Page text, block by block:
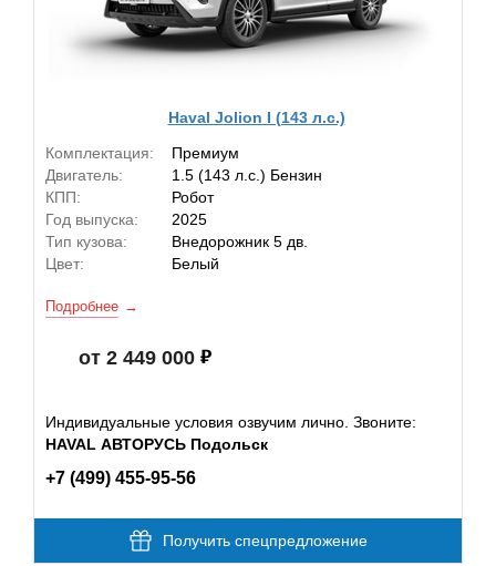
Haval Jolion I (143 л.с.)
Комплектация:
Премиум
Двигатель:
1.5 (143 л.с.) Бензин
КПП:
Робот
Год выпуска:
2025
Тип кузова:
Внедорожник 5 дв.
Цвет:
Белый
Подробнее
от 2 449 000
Индивидуальные условия озвучим лично. Звоните:
HAVAL АВТОРУСЬ Подольск
+7 (499) 455-95-56
Получить спецпредложение